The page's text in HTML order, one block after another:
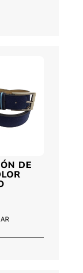
DE